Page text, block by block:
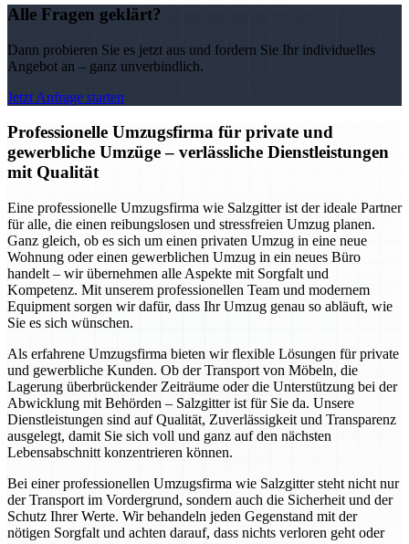
Alle Fragen geklärt?
Dann probieren Sie es jetzt aus und fordern Sie Ihr individuelles
Angebot an – ganz unverbindlich.
Jetzt Anfrage starten
Professionelle Umzugsfirma für private und
gewerbliche Umzüge – verlässliche Dienstleistungen
mit Qualität
Eine professionelle Umzugsfirma wie Salzgitter ist der ideale Partner
für alle, die einen reibungslosen und stressfreien Umzug planen.
Ganz gleich, ob es sich um einen privaten Umzug in eine neue
Wohnung oder einen gewerblichen Umzug in ein neues Büro
handelt – wir übernehmen alle Aspekte mit Sorgfalt und
Kompetenz. Mit unserem professionellen Team und modernem
Equipment sorgen wir dafür, dass Ihr Umzug genau so abläuft, wie
Sie es sich wünschen.
Als erfahrene Umzugsfirma bieten wir flexible Lösungen für private
und gewerbliche Kunden. Ob der Transport von Möbeln, die
Lagerung überbrückender Zeiträume oder die Unterstützung bei der
Abwicklung mit Behörden – Salzgitter ist für Sie da. Unsere
Dienstleistungen sind auf Qualität, Zuverlässigkeit und Transparenz
ausgelegt, damit Sie sich voll und ganz auf den nächsten
Lebensabschnitt konzentrieren können.
Bei einer professionellen Umzugsfirma wie Salzgitter steht nicht nur
der Transport im Vordergrund, sondern auch die Sicherheit und der
Schutz Ihrer Werte. Wir behandeln jeden Gegenstand mit der
nötigen Sorgfalt und achten darauf, dass nichts verloren geht oder